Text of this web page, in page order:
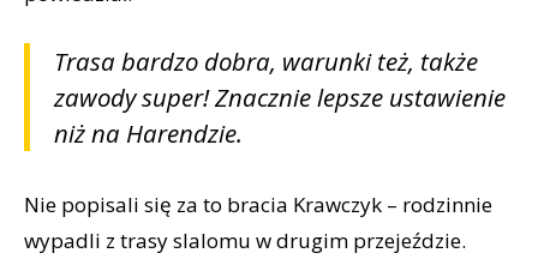
Trasa bardzo dobra, warunki też, także
zawody super! Znacznie lepsze ustawienie
niż na Harendzie.
Nie popisali się za to bracia Krawczyk – rodzinnie
wypadli z trasy slalomu w drugim przejeździe.